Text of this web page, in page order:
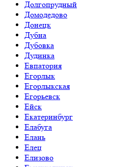
Долгопрудный
Домодедово
Донецк
Дубна
Дубовка
Дудинка
Евпатория
Егорлык
Егорлыкская
Егорьевск
Ейск
Екатеринбург
Елабуга
Елань
Елец
Елизово